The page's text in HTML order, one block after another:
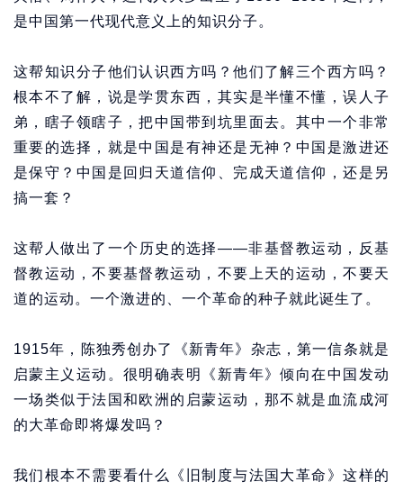
是中国第一代现代意义上的知识分子。
这帮知识分子他们认识西方吗？他们了解三个西方吗？
根本不了解，说是学贯东西，其实是半懂不懂，误人子
弟，瞎子领瞎子，把中国带到坑里面去。其中一个非常
重要的选择，就是中国是有神还是无神？中国是激进还
是保守？中国是回归天道信仰、完成天道信仰，还是另
搞一套？
这帮人做出了一个历史的选择——非基督教运动，反基
督教运动，不要基督教运动，不要上天的运动，不要天
道的运动。一个激进的、一个革命的种子就此诞生了。
1915年，陈独秀创办了《新青年》杂志，第一信条就是
启蒙主义运动。很明确表明《新青年》倾向在中国发动
一场类似于法国和欧洲的启蒙运动，那不就是血流成河
的大革命即将爆发吗？
我们根本不需要看什么《旧制度与法国大革命》这样的